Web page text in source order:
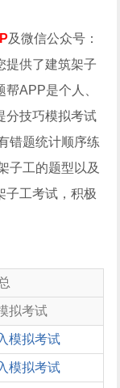
及微信公众号：
提供了建筑架子
APP是个人、
分技巧模拟考试
错题统计顺序练
子工的题型以及
子工考试，积极
拟考试
模拟考试
模拟考试